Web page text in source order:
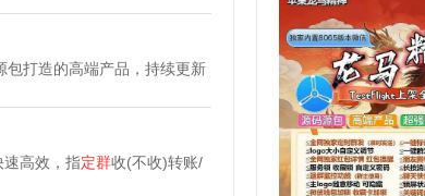
打造的高端产品，持续更新
高效，指定群收(不收)转账/